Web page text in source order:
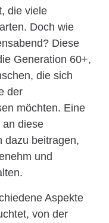
die viele
Doch wie
Diese
Generation 60+,
die sich
der
möchten. Eine
an diese
dazu beitragen,
und
Aspekte
von der